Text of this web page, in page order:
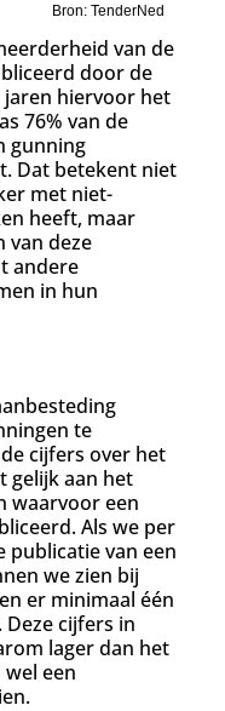
Bron: TenderNed
van de
door de
jaren hiervoor het
76% van de
gunning
Dat betekent niet
met niet-
heeft, maar
van deze
andere
in hun
te
cijfers over het
gelijk aan het
waarvoor een
Als we per
publicatie van een
we zien bij
er minimaal één
cijfers in
lager dan het
een